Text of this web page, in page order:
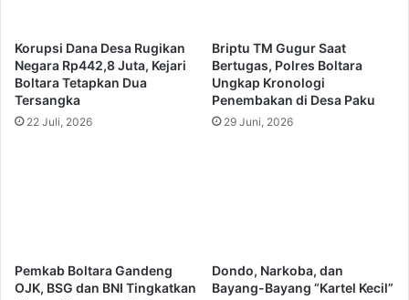
Korupsi Dana Desa Rugikan
Negara Rp442,8 Juta, Kejari
Boltara Tetapkan Dua
Tersangka
22 Juli, 2026
Briptu TM Gugur Saat
Bertugas, Polres Boltara
Ungkap Kronologi
Penembakan di Desa Paku
29 Juni, 2026
Pemkab Boltara Gandeng
OJK, BSG dan BNI Tingkatkan
Dondo, Narkoba, dan
Bayang-Bayang “Kartel Kecil”